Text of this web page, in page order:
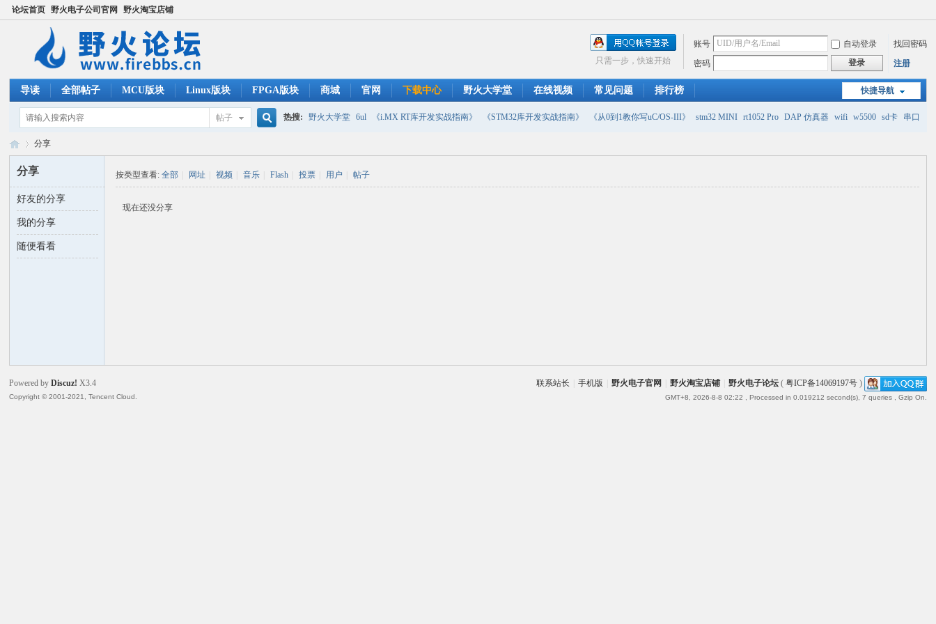
论坛首页 野火电子公司官网 野火淘宝店铺
账号 自动登录
找回密码
密码
登录 注册
只需一步，快速开始
快捷导航
导读 全部帖子 MCU版块 Linux版块 FPGA版块 商城 官网 下载中心 野火大学堂 在线视频 常见问题 排行榜
帖子 热搜: 野火大学堂 6ul 《i.MX RT库开发实战指南》 《STM32库开发实战指南》 《从0到1教你写uC/OS-III》 stm32 MINI rt1052 Pro DAP 仿真器 wifi w5500 sd卡 串口
野 ›
分享
分享
好友的分享
我的分享
随便看看
按类型查看:全部 网址 视频 音乐 Flash 投票 用户 帖子
现在还没分享
联系站长 手机版 野火电子官网 野火淘宝店铺 野火电子论坛( 粤ICP备14069197号)
GMT+8, 2026-8-8 02:22 , Processed in 0.019212 second(s), 7 queries , Gzip On.
Powered byDiscuz! X3.4
Copyright © 2001-2021, Tencent Cloud.